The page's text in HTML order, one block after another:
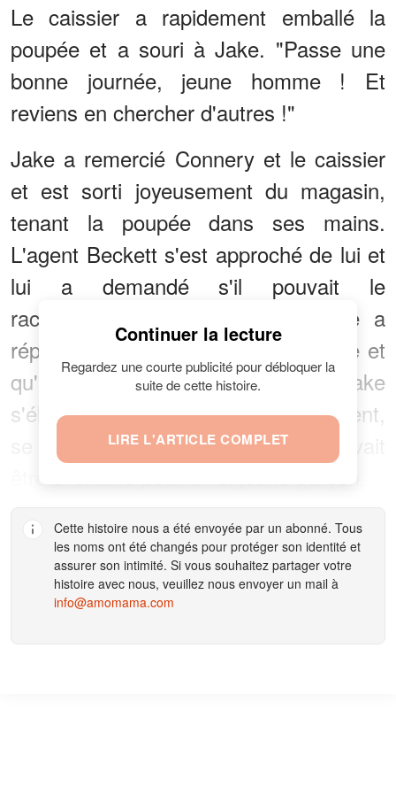
Le caissier a rapidement emballé la
poupée et a souri à Jake. "Passe une
bonne journée, jeune homme ! Et
reviens en chercher d'autres !"
Jake a remercié Connery et le caissier
et est sorti joyeusement du magasin,
tenant la poupée dans ses mains.
L'agent Beckett s'est approché de lui et
lui a demandé s'il pouvait le
raccompagner chez lui, mais Jake a
répondu qu'il vivait au coin de la rue et
qu'il irait tout seul. Alors que Jake
s'éloignait, Connery pleurait doucement,
se demandant pourquoi la vie devait
être si cruelle pour un si jeune garçon.
Continuer la lecture
Regardez une courte publicité pour débloquer la
suite de cette histoire.
LIRE L'ARTICLE COMPLET
Cette histoire nous a été envoyée par un abonné. Tous
les noms ont été changés pour protéger son identité et
assurer son intimité. Si vous souhaitez partager votre
histoire avec nous, veuillez nous envoyer un mail à
info@amomama.com